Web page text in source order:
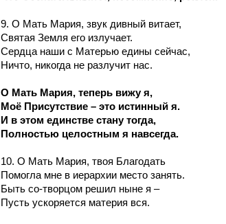
9. О Мать Мария, звук дивный витает,
Святая Земля его излучает.
Сердца наши с Матерью едины сейчас,
Ничто, никогда не разлучит нас.
О Мать Мария, теперь вижу я,
Моё Присутствие –это истинный я.
И в этом единстве стану тогда,
Полностью целостным я навсегда.
10. О Мать Мария, твоя Благодать
Помогла мне в иерархии место занять.
Быть со-творцом решил ныне я –
Пусть ускоряется материя вся.